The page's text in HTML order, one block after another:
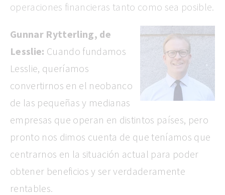
operaciones financieras tanto como sea posible.
Gunnar Rytterling, de
Lesslie: Cuando fundamos
Lesslie, queríamos
convertirnos en el neobanco
de las pequeñas y medianas
empresas que operan en distintos países, pero
pronto nos dimos cuenta de que teníamos que
centrarnos en la situación actual para poder
obtener beneficios y ser verdaderamente
rentables.